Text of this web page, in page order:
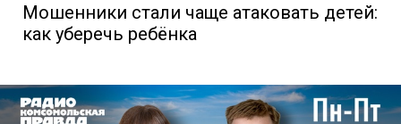
Мошенники стали чаще атаковать детей:
как уберечь ребёнка